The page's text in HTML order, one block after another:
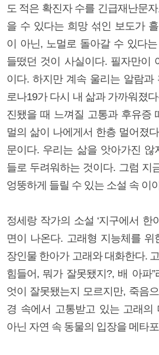
도 적은 확진자 수를 긴급재난문
을 수 있다는 희망 섞인 보도가
이 아닌, 노멀로 돌아갈 수 있다
들떴던 것이 사실이다. 필자만이
이다. 하지만 계속 울리는 알람과
로나19가 다시 내 삶과 가까워졌
진됐을 때 느껴질 고통과 후유증
멀의 삶이 나에게서 한층 멀어졌
문이다. 우리는 삶을 앗아가진 않
들로 두려워하는 것이다. 그럼 지
엉뚱하게 들릴 수 있는 소설 속 이
정세랑 작가의 소설 ‘지구에서 한
면이 나온다. 고래형 지능체를
장인물 한아가 고래와 대화한다.
힘들어, 뭐가 잘못됐지?, 배 아파
엇이 잘못됐는지 모르지만, 죽음
경 속에서 고통받고 있는 고래의
아닌 자연 속 동물의 입장을 메타